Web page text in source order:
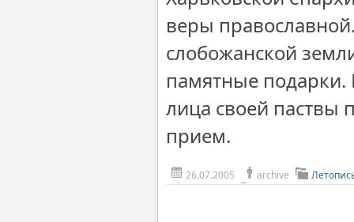
веры
слобожанской
памятные
лица своей паствы
прием.
26.07.2005 archive